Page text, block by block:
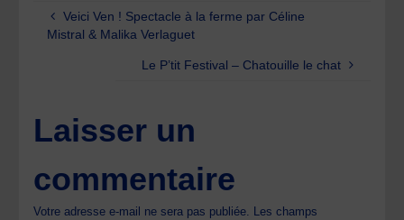
Veici Ven ! Spectacle à la ferme par Céline
Mistral & Malika Verlaguet
Le P’tit Festival – Chatouille le chat
Laisser un
commentaire
Votre adresse e-mail ne sera pas publiée. Les champs